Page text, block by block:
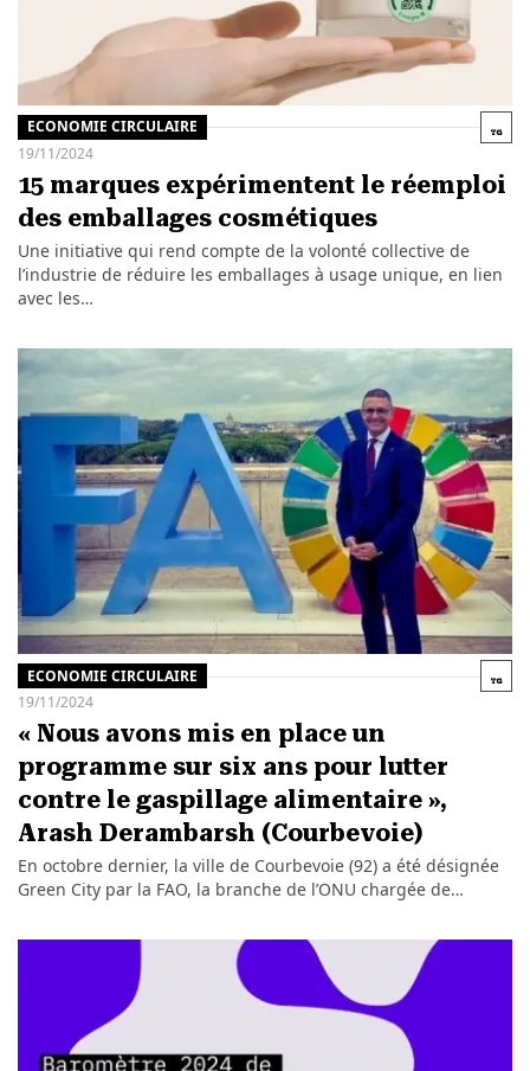
ECONOMIE CIRCULAIRE
19/11/2024
15 marques expérimentent le réemploi
des emballages cosmétiques
Une initiative qui rend compte de la volonté collective de
l’industrie de réduire les emballages à usage unique, en lien
avec les…
ECONOMIE CIRCULAIRE
19/11/2024
« Nous avons mis en place un
programme sur six ans pour lutter
contre le gaspillage alimentaire »,
Arash Derambarsh (Courbevoie)
En octobre dernier, la ville de Courbevoie (92) a été désignée
Green City par la FAO, la branche de l’ONU chargée de…